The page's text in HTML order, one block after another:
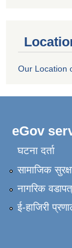
Our Location
eGov
घटना दर्ता
सामाजिक
नागरिक
ई-हाजिरी